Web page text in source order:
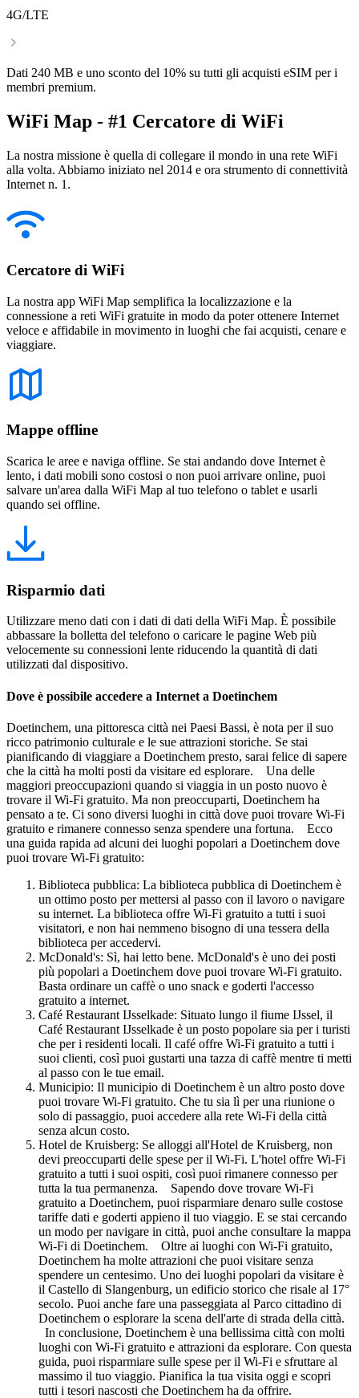
4G/LTE
Dati 240 MB e uno sconto del 10% su tutti gli acquisti eSIM per i
membri premium.
WiFi Map - #1 Cercatore di WiFi
La nostra missione è quella di collegare il mondo in una rete WiFi
alla volta. Abbiamo iniziato nel 2014 e ora strumento di connettività
Internet n. 1.
Cercatore di WiFi
La nostra app WiFi Map semplifica la localizzazione e la
connessione a reti WiFi gratuite in modo da poter ottenere Internet
veloce e affidabile in movimento in luoghi che fai acquisti, cenare e
viaggiare.
Mappe offline
Scarica le aree e naviga offline. Se stai andando dove Internet è
lento, i dati mobili sono costosi o non puoi arrivare online, puoi
salvare un'area dalla WiFi Map al tuo telefono o tablet e usarli
quando sei offline.
Risparmio dati
Utilizzare meno dati con i dati di dati della WiFi Map. È possibile
abbassare la bolletta del telefono o caricare le pagine Web più
velocemente su connessioni lente riducendo la quantità di dati
utilizzati dal dispositivo.
Dove è possibile accedere a Internet a Doetinchem
Doetinchem, una pittoresca città nei Paesi Bassi, è nota per il suo
ricco patrimonio culturale e le sue attrazioni storiche. Se stai
pianificando di viaggiare a Doetinchem presto, sarai felice di sapere
che la città ha molti posti da visitare ed esplorare. Una delle
maggiori preoccupazioni quando si viaggia in un posto nuovo è
trovare il Wi-Fi gratuito. Ma non preoccuparti, Doetinchem ha
pensato a te. Ci sono diversi luoghi in città dove puoi trovare Wi-Fi
gratuito e rimanere connesso senza spendere una fortuna. Ecco
una guida rapida ad alcuni dei luoghi popolari a Doetinchem dove
puoi trovare Wi-Fi gratuito:
Biblioteca pubblica: La biblioteca pubblica di Doetinchem è
un ottimo posto per mettersi al passo con il lavoro o navigare
su internet. La biblioteca offre Wi-Fi gratuito a tutti i suoi
visitatori, e non hai nemmeno bisogno di una tessera della
biblioteca per accedervi.
McDonald's: Sì, hai letto bene. McDonald's è uno dei posti
più popolari a Doetinchem dove puoi trovare Wi-Fi gratuito.
Basta ordinare un caffè o uno snack e goderti l'accesso
gratuito a internet.
Café Restaurant IJsselkade: Situato lungo il fiume IJssel, il
Café Restaurant IJsselkade è un posto popolare sia per i turisti
che per i residenti locali. Il café offre Wi-Fi gratuito a tutti i
suoi clienti, così puoi gustarti una tazza di caffè mentre ti metti
al passo con le tue email.
Municipio: Il municipio di Doetinchem è un altro posto dove
puoi trovare Wi-Fi gratuito. Che tu sia lì per una riunione o
solo di passaggio, puoi accedere alla rete Wi-Fi della città
senza alcun costo.
Hotel de Kruisberg: Se alloggi all'Hotel de Kruisberg, non
devi preoccuparti delle spese per il Wi-Fi. L'hotel offre Wi-Fi
gratuito a tutti i suoi ospiti, così puoi rimanere connesso per
tutta la tua permanenza. Sapendo dove trovare Wi-Fi
gratuito a Doetinchem, puoi risparmiare denaro sulle costose
tariffe dati e goderti appieno il tuo viaggio. E se stai cercando
un modo per navigare in città, puoi anche consultare la mappa
Wi-Fi di Doetinchem. Oltre ai luoghi con Wi-Fi gratuito,
Doetinchem ha molte attrazioni che puoi visitare senza
spendere un centesimo. Uno dei luoghi popolari da visitare è
il Castello di Slangenburg, un edificio storico che risale al 17°
secolo. Puoi anche fare una passeggiata al Parco cittadino di
Doetinchem o esplorare la scena dell'arte di strada della città.
In conclusione, Doetinchem è una bellissima città con molti
luoghi con Wi-Fi gratuito e attrazioni da esplorare. Con questa
guida, puoi risparmiare sulle spese per il Wi-Fi e sfruttare al
massimo il tuo viaggio. Pianifica la tua visita oggi e scopri
tutti i tesori nascosti che Doetinchem ha da offrire.